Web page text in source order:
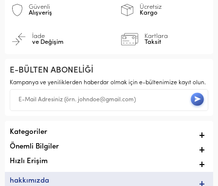
Güvenli
Alışveriş
Ücretsiz
Kargo
İade
ve Değişim
Kartlara
Taksit
E-BÜLTEN ABONELİĞİ
Kampanya ve yeniliklerden haberdar olmak için e-bültenimize kayıt olun.
Kategoriler
Önemli Bilgiler
Hızlı Erişim
hakkımızda